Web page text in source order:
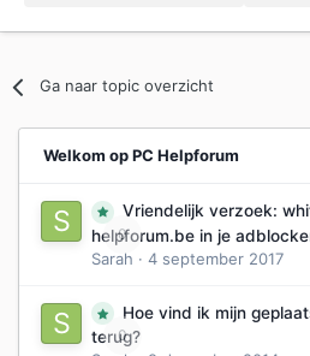
Ga naar topic overzicht
Welkom op PC Helpforum
0
Vriendelijk verzoek:
helpforum.be in je
Sarah · 4 september 2017
0
Hoe vind ik mijn
terug?